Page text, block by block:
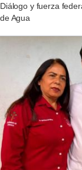
Diálogo y fuerza
de Agua